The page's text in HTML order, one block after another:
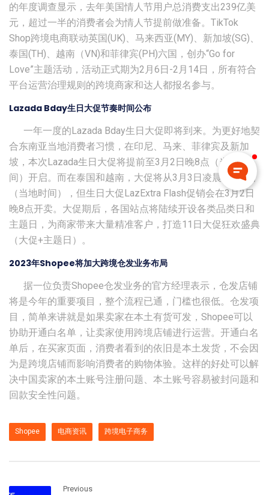
的年度调查显示，去年美国情人节用户总消费支出239亿美
元，超过一半的消费者会为情人节提前做准备。TikTok
Shop跨境电商联动英国(UK)、马来西亚(MY)、新加坡(SG)、
泰国(TH)、越南（VN)和菲律宾(PH)六国，创办“Go for
Love”主题活动，活动正式期为2月6日-2月14日，所有符合
平台运营治理规则的跨境商家和达人都报名参与。
Lazada Bday生日大促节奏时间公布
一年一度的Lazada Bday生日大促即将到来。为更好地契
合东南亚当地消费者习惯，在印尼、马来、菲律宾及新加
坡，本次Lazada生日大促将提前至3月2日晚8点（当地时
间）开启。而在泰国和越南，大促将从3月3日凌晨0点开始
（当地时间），但生日大促LazExtra Flash促销会在3月2日
晚8点开卖。大促期后，各国站点将陆续开设各类品类日和
主题日，为商家带来大量精准客户，打造11日大促狂欢盛典
（大促+主题日）。
2023年Shopee将加大跨境仓发业务布局
据一位负责Shopee仓发业务的官方经理表示，仓发店铺
将是今年的重要项目，整个流程已通，门槛也很低。仓发项
目，简单来讲就是如果卖家在本土有货可发，Shopee可以
协助开通白名单，让卖家使用跨境店铺进行运营。开通白名
单后，在买家页面，消费者看到的依旧是本土发货，不会因
为是跨境店铺而影响消费者的购物体验。这样的好处可以解
决中国卖家的本土账号注册问题、本土账号容易被封问题和
回款安全性问题。
Shopee 电商资讯 跨境电子商务
Previous